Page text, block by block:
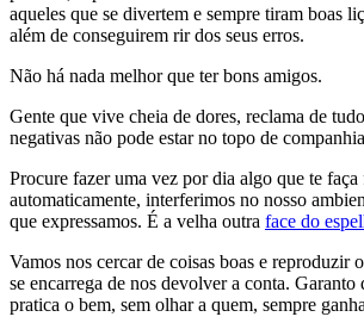
aqueles que se divertem e sempre tiram boas
além de conseguirem rir dos seus erros.
Não há nada melhor que ter bons amigos.
Gente que vive cheia de dores, reclama de
negativas não pode estar no topo de
Procure fazer uma vez por dia algo que te
automaticamente, interferimos no nosso
que expressamos. É a velha outra face do
Vamos nos cercar de coisas boas e reproduzir
se encarrega de nos devolver a conta. Garanto
pratica o bem, sem olhar a quem, sempre